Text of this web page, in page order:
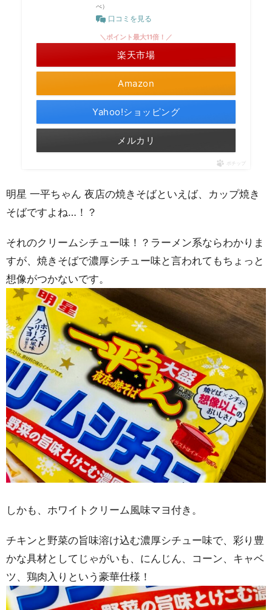
べ）
口コミを見る
Amazon
＼ポイント最大11倍！／
楽天市場
Yahoo!ショッピング
メルカリ
ポチップ
明星 一平ちゃん 夜店の焼きそばといえば、カップ焼き
そばですよね…！？
それのクリームシチュー味！？ラーメン系ならわかりま
すが、焼きそばで濃厚シチュー味と言われてもちょっと
想像がつかないです。
しかも、ホワイトクリーム風味マヨ付き。
チキンと野菜の旨味溶け込む濃厚シチュー味で、彩り豊
かな具材としてじゃがいも、にんじん、コーン、キャベ
ツ、鶏肉入りという豪華仕様！